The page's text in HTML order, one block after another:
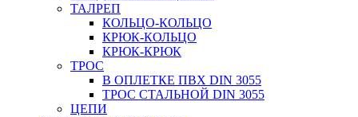
ТАЛРЕП
КОЛЬЦО-КОЛЬЦО
КРЮК-КОЛЬЦО
КРЮК-КРЮК
ТРОС
В ОПЛЕТКЕ ПВХ DIN 3055
ТРОС СТАЛЬНОЙ DIN 3055
ЦЕПИ